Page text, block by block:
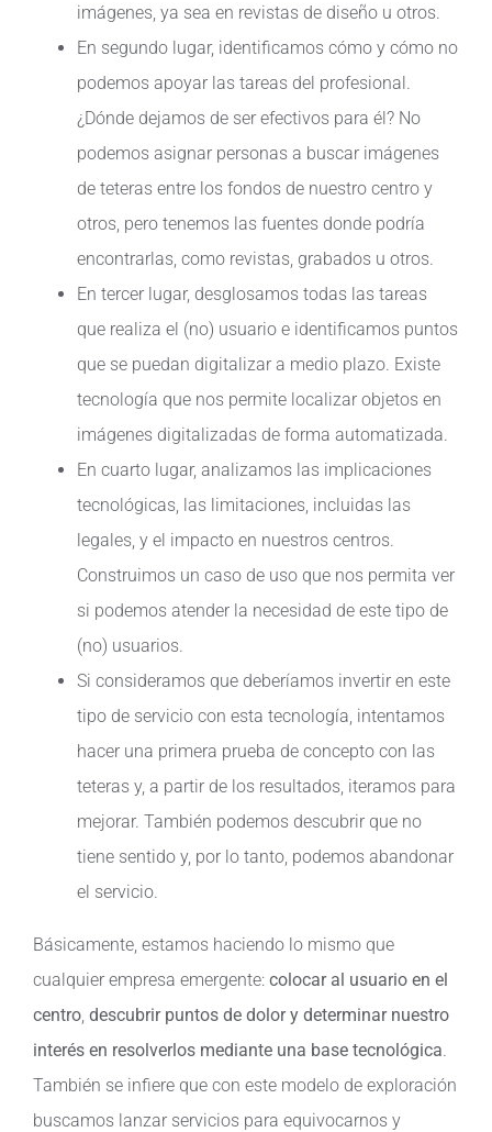
imágenes, ya sea en revistas de diseño u otros.
En segundo lugar, identificamos cómo y cómo no
podemos apoyar las tareas del profesional.
¿Dónde dejamos de ser efectivos para él? No
podemos asignar personas a buscar imágenes
de teteras entre los fondos de nuestro centro y
otros, pero tenemos las fuentes donde podría
encontrarlas, como revistas, grabados u otros.
En tercer lugar, desglosamos todas las tareas
que realiza el (no) usuario e identificamos puntos
que se puedan digitalizar a medio plazo. Existe
tecnología que nos permite localizar objetos en
imágenes digitalizadas de forma automatizada.
En cuarto lugar, analizamos las implicaciones
tecnológicas, las limitaciones, incluidas las
legales, y el impacto en nuestros centros.
Construimos un caso de uso que nos permita ver
si podemos atender la necesidad de este tipo de
(no) usuarios.
Si consideramos que deberíamos invertir en este
tipo de servicio con esta tecnología, intentamos
hacer una primera prueba de concepto con las
teteras y, a partir de los resultados, iteramos para
mejorar. También podemos descubrir que no
tiene sentido y, por lo tanto, podemos abandonar
el servicio.
Básicamente, estamos haciendo lo mismo que
cualquier empresa emergente: colocar al usuario en el
centro, descubrir puntos de dolor y determinar nuestro
interés en resolverlos mediante una base tecnológica.
También se infiere que con este modelo de exploración
buscamos lanzar servicios para equivocarnos y